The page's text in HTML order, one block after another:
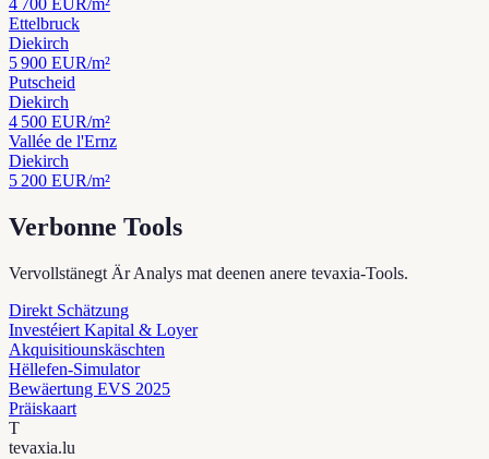
4 700 EUR/m²
Ettelbruck
Diekirch
5 900 EUR/m²
Putscheid
Diekirch
4 500 EUR/m²
Vallée de l'Ernz
Diekirch
5 200 EUR/m²
Verbonne Tools
Vervollstänegt Är Analys mat deenen anere tevaxia-Tools.
Direkt Schätzung
Investéiert Kapital & Loyer
Akquisitiounskäschten
Hëllefen-Simulator
Bewäertung EVS 2025
Präiskaart
T
tevaxia.lu